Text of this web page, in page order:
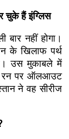
चुके हैं इंग्लिस
नहीं होगा।
के खिलाफ पर्थ
उस मुकाबले में
रन पर ऑलआउट
ने वह सीरीज